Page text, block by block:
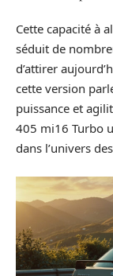
Cette capacité à
séduit de
d’attirer
cette version
puissance et
405 mi16 Turbo
dans l’univers